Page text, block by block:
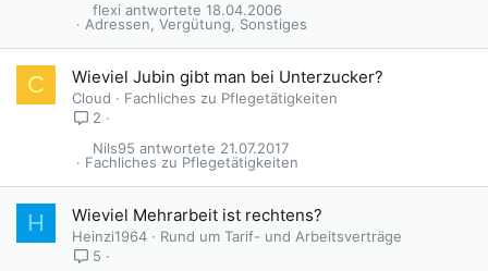
Adressen, Vergütung, Sonstiges
18.04.2006
flexi
C Wieviel Jubin gibt man bei Unterzucker?
Cloud
Fachliches zu Pflegetätigkeiten
2
Fachliches zu Pflegetätigkeiten
21.07.2017
Nils95
H Wieviel Mehrarbeit ist rechtens?
Heinzi1964
Rund um Tarif- und Arbeitsverträge
5